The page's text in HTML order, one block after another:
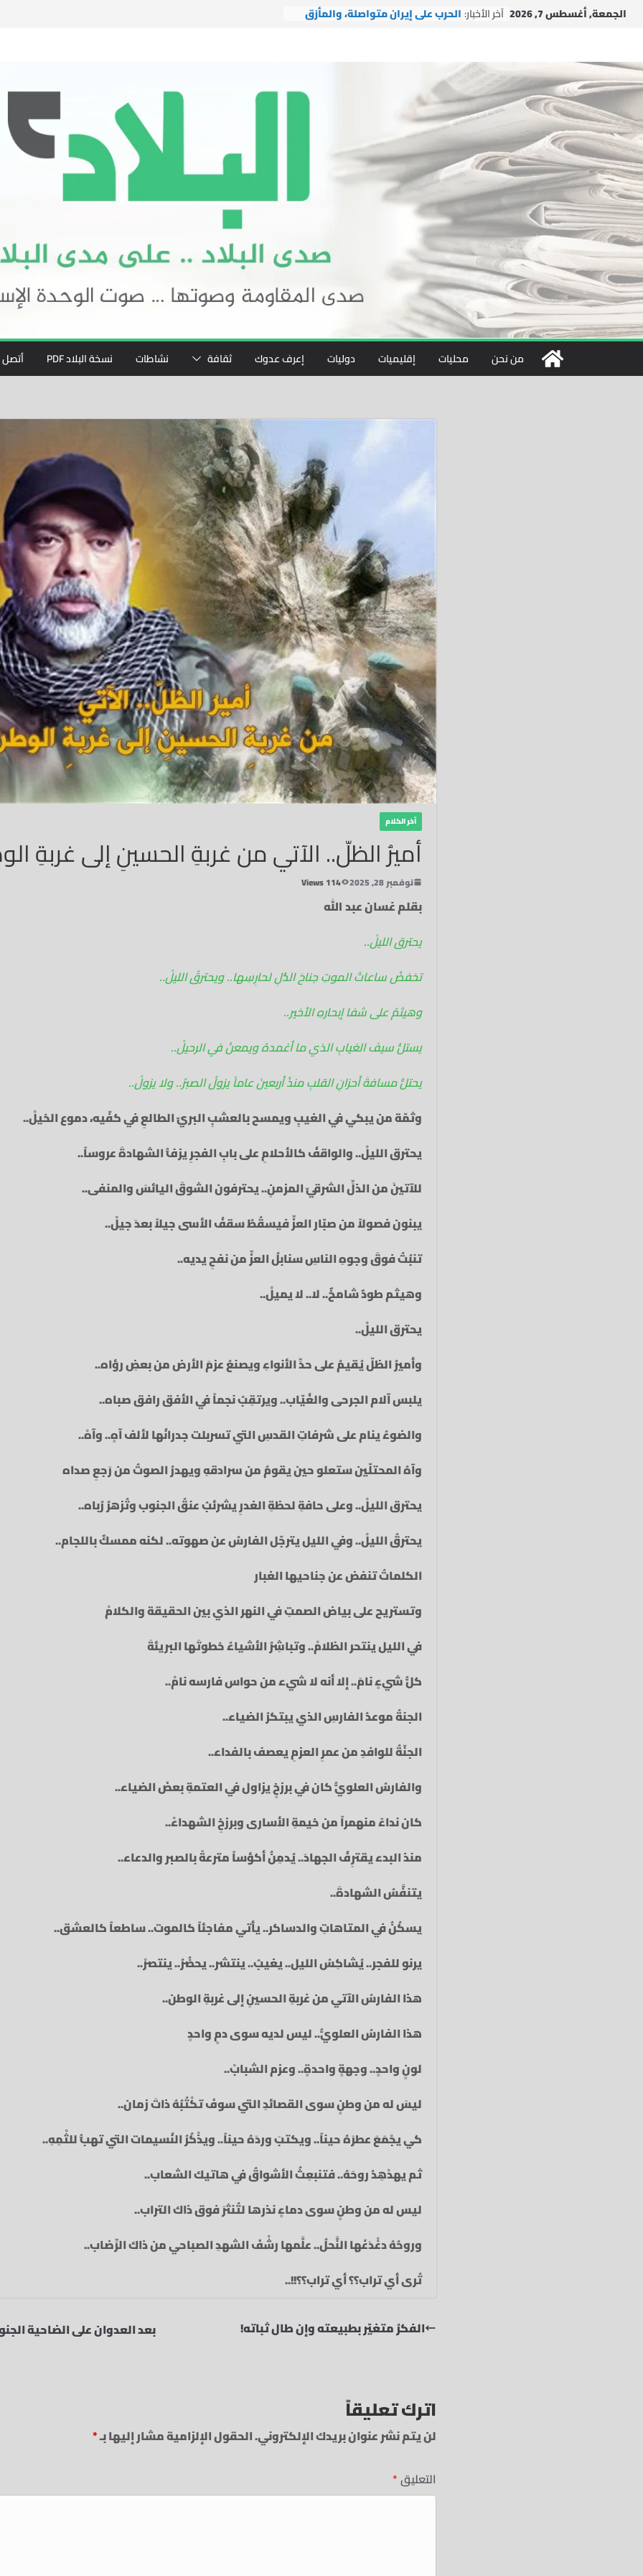
Skipالجمعة, أغسطس 7, 2026 آخر الأخبار: الحرب على إيران متواصلة، والمأزق
وفد من التجمع يزور آية الله الشيخ
محسن الآراكي في مدينة قم
بينما تُغيّر إيران الوعي بالفعل، يتضح
فشل إسرائيل
اتفاقية التعاون النووي بين الولايات
المتحدة والمملكة العربية
السعودية.. الفرص والمخاطر
والتوصيات السياسية
من نحن محليات إقليميات دوليات إعرف عدوك ثقافة نشاطات نسخة البلاد PDF أتصل
آخر الكلام
أميرُ الظلّ.. الآتي من غربةِ الحسينِ إلى غربةِ
نوفمبر 28, 2025 114 Views
بقلم غسان عبد الله
يحترق الليلْ‏..
تخفضُ ساعاتُ الموتِ جناحَ الذُّلِ لحارِسِها‏.. ويحترقُ الليلْ..
وهيثمُ على شفا إبحارهِ الأخير..
يستلُّ سيفَ الغيابِ الذي ما أغمدهُ ويمعنُ في الرحيلْ..
يحتلُّ مسافةَ أحزانِ القلبِ منذُ أربعينَ عاماً يزولُ الصبرُ.. ولا يزولْ..
وثمّة من يبكي في الغيبِ‏ ويمسح بالعشبِ البريّ الطالعِ في كفّيه، دموع الخيلْ..‏
يحترق الليلْ..‏ والواقفُ كالأحلامِ على بابِ الفجرِ‏ يزفُّ الشهادةَ عروساً‏..
للآتينَ من الذلِّ الشرقيّ المزمنِ..‏ يحترفون الشوقَ اليائسَ والمنفى..‏
يبنون فصولاً من صبّار العزِّ فيسقُطُ سقفُ الأسى جيلاً بعدَ جيلْ.. ‏
تنبُتُ فوقَ وجوهِ الناسِ سنابلُ العزِّ من نفحِ يديه..
وهيثم طودٌ شامخٌ.. لا.. لا يميلْ..
يحترق الليلْ‏..‏
وأميرُ الظلّ يُقيمُ على حدِّ الأنواءِ‏ ويصنعُ عزمَ الأرض من بعضِ رؤاه.. ‏
يلبس آلام الجرحى والغُيّاب.. ويرتقِبُ نجماً في الأفق رافق صباه..
والضوءُ ينام على شرفاتِ القدسِ التي تسربلت جدرانُها لألف آهٍ.. وآهْ..
وآهُ المحتلّين ستعلو حين يقومُ من سرادقهِ ويهدرُ الصوتُ من رَجعِ صداه
يحترق الليلْ‏.. وعلى حافةِ لحظةِ الغدرِ يشرئبُ عنقُ الجنوب وتُزهرُ رُباه..‏
يحترقُ الليلْ.. وفي الليل يترجّل الفارسُ عن صهوته.. لكنه ممسكٌ باللجام..
الكلماتُ تنفض عن جناحيها الغبار‏
وتستريح على بياض الصمتِ‏ في النهر الذي بين الحقيقة والكلامْ‏
في الليل ينتحر الظلامْ‏.. وتباشِرُ الأشياءُ خطوتَها البريئةَ‏
كلُّ شيءٍ نامَ.. إلا أنه لا شيء من حواس فارسه نامْ‏..
الجنةُ موعدُ الفارسِ الذي يبتكرُ الضياء..
الجنّةُ للوافدِ من عمرِ العزمِ يعصف بالفداء..
والفارسُ العلويُّ كان في برزخٍ يزاول في العتمةِ بعضَ الضياء..
كان نداءً منهمراً من خيمةِ الأسارى وبرزخِ الشهداءْ..
منذ البدء يقترِفُ الجهادَ.. يُدمِنُ أكؤساً مترعةً بالصبر والدعاء..
يتنفَّسُ الشهادةَ..
يسكُنُ في المتاهاتِ والدساكر.. يأتي مفاجئاً كالموت.. ساطعاً كالعشق..
يرنو للفجر.. يُشاكِسُ الليل.. يغيبُ.. ينتشر.. يحضُرُ.. ينتصرْ..
هذا الفارسُ الآتي من غربةِ الحسينِ إلى غربةِ الوطن..
هذا الفارسُ العلويُّ.. ليس لديه سوى دمٍ واحدٍ
لونٍ واحدٍ.. وجهةٍ واحدةٍ.. وعزم الشبابْ..
ليسَ له من وطنٍ سوى القصائدِ التي سوفَ تكْتُبُهُ ذاتَ زمان..
كي يجْمَعَ عطرَهُ حيناً.. ويكتبَ وردَهُ حيناً.. ويذْكُرُ النُسيمات التي تهبُّ للثْمِهِ..
ثم يهدْهِدُ روحَهُ.. فتنبعِثُ الأشواقُ في هاتيك الشعاب..
ليس له من وطنٍ سوى دماءٍ نذرها لتُنثرَ فوق ذاك التراب..
وروحُهُ دغْدَغَها النَّحلُ.. علَّمها رشْفَ الشهدِ الصباحي من ذاك الرِّضاب..
تُرى أي تراب؟؟ أي تراب؟؟!!..
الفكرُ متغيّر بطبيعته وإن طال ثباته! بعد العدوان على الضاحية
اترك تعليقاً
لن يتم نشر عنوان بريدك الإلكتروني.الحقول الإلزامية مشار إليها بـ*
التعليق*